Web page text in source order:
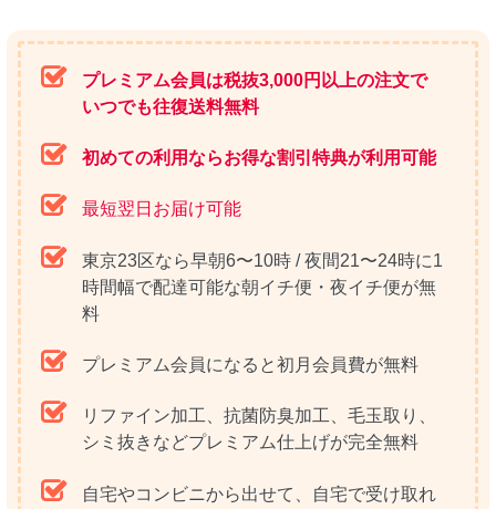
プレミアム会員は税抜3,000円以上の注文で
いつでも往復送料無料
初めての利用ならお得な割引特典が利用可能
最短翌日お届け可能
東京23区なら早朝6〜10時 / 夜間21〜24時に1
時間幅で配達可能な朝イチ便・夜イチ便が無
料
プレミアム会員になると初月会員費が無料
リファイン加工、抗菌防臭加工、毛玉取り、
シミ抜きなどプレミアム仕上げが完全無料
自宅やコンビニから出せて、自宅で受け取れ